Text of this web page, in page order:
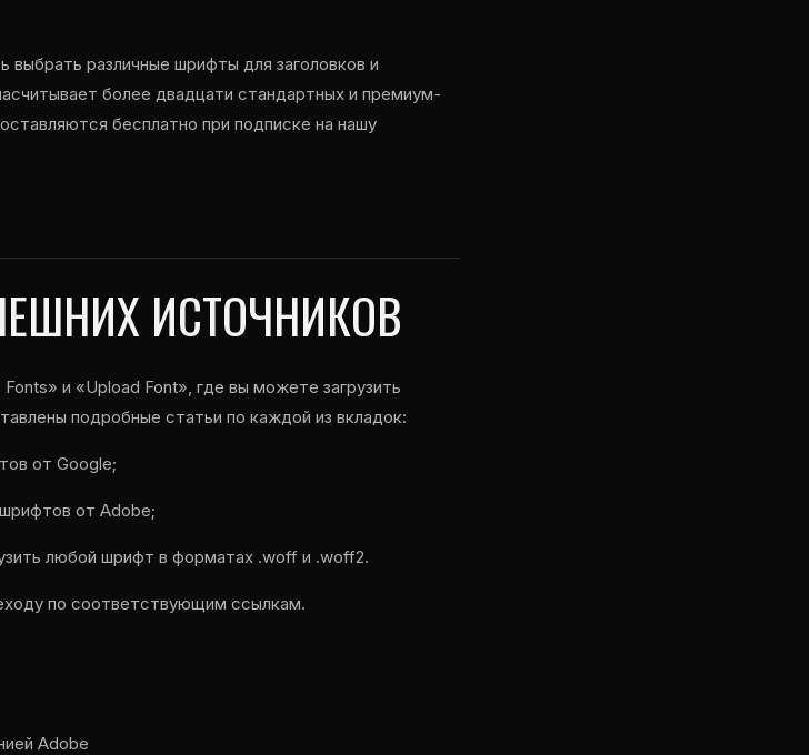
различные шрифты для заголовков и
более двадцати стандартных и премиум-
бесплатно при подписке на нашу
ИСТОЧНИКОВ
и «Upload Font», где вы можете загрузить
подробные статьи по каждой из вкладок:
от Google;
от Adobe;
любой шрифт в форматах .woff и .woff2.
по соответствующим ссылкам.
Adobe